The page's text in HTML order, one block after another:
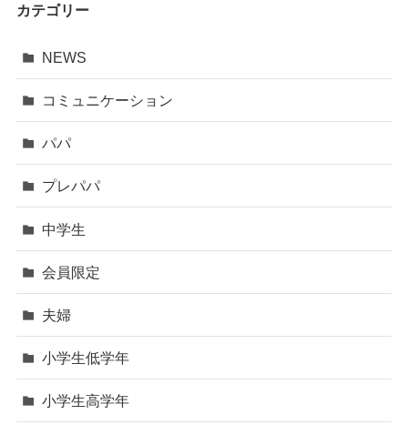
カテゴリー
NEWS
コミュニケーション
パパ
プレパパ
中学生
会員限定
夫婦
小学生低学年
小学生高学年